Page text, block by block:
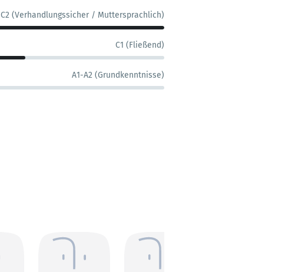
C2 (Verhandlungssicher / Muttersprachlich)
C1 (Fließend)
A1-A2 (Grundkenntnisse)